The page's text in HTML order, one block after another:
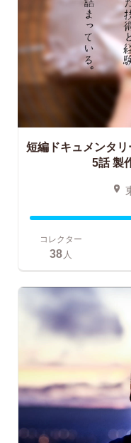
短編ドキュメンタリ
5話 製
コレクター
38 人